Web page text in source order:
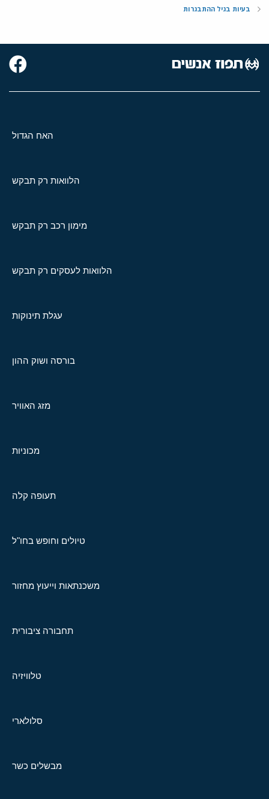
בעיות בגיל ההתבגרות
האח הגדול
הלוואות רק תבקש
מימון רכב רק תבקש
הלוואות לעסקים רק תבקש
עגלת תינוקות
בורסה ושוק ההון
מזג האוויר
מכוניות
תעופה קלה
טיולים וחופש בחו"ל
משכנתאות וייעוץ מחזור
תחבורה ציבורית
טלוויזיה
סלולארי
מבשלים כשר